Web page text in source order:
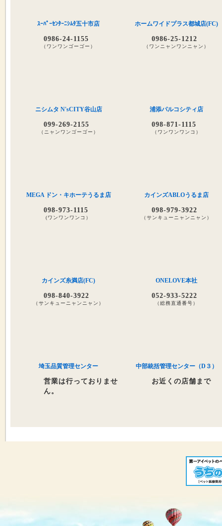
ｽｰﾊﾟｰｾﾝﾀｰﾆｼﾑﾀ五十市店
0986-24-1155
（ワンワンゴーゴー）
ホームワイドプラス都城店(FC)
0986-25-1212
（ワンニャンワンニャン）
ニシムタ N'sCITY谷山店
099-269-2155
（ニャンワンゴーゴー）
浦添パルコシティ店
098-871-1115
（ワンワンワンコ）
MEGA ドン・キホーテうるま店
098-973-1115
(ワンワンワンコ）
カインズABLOうるま店
098-979-3922
（サンキューニャンニャン）
カインズ糸満店(FC)
098-840-3922
（サンキューニャンニャン）
ONELOVE本社
052-933-5222
（総務直通番号）
埼玉品質管理センター
営業は行っておりませ
ん。
中部統括管理センター（D３）
お近くの店舗まで